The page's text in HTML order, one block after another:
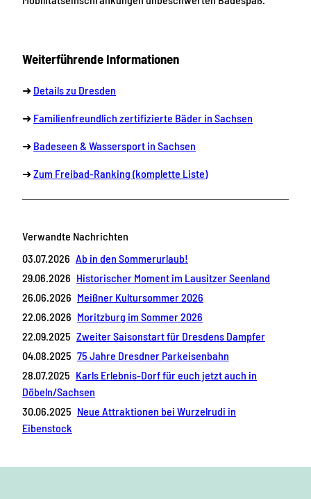
Weiterführende Informationen
➜ Details zu Dresden
➜ Familienfreundlich zertifizierte Bäder in Sachsen
➜ Badeseen & Wassersport in Sachsen
➜Zum Freibad-Ranking (komplette Liste)
Verwandte Nachrichten
03.07.2026 Ab in den Sommerurlaub!
29.06.2026 Historischer Moment im Lausitzer Seenland
26.06.2026 Meißner Kultursommer 2026
22.06.2026 Moritzburg im Sommer 2026
22.09.2025 Zweiter Saisonstart für Dresdens Dampfer
04.08.2025 75 Jahre Dresdner Parkeisenbahn
28.07.2025 Karls Erlebnis-Dorf für euch jetzt auch in
Döbeln/Sachsen
30.06.2025 Neue Attraktionen bei Wurzelrudi in
Eibenstock